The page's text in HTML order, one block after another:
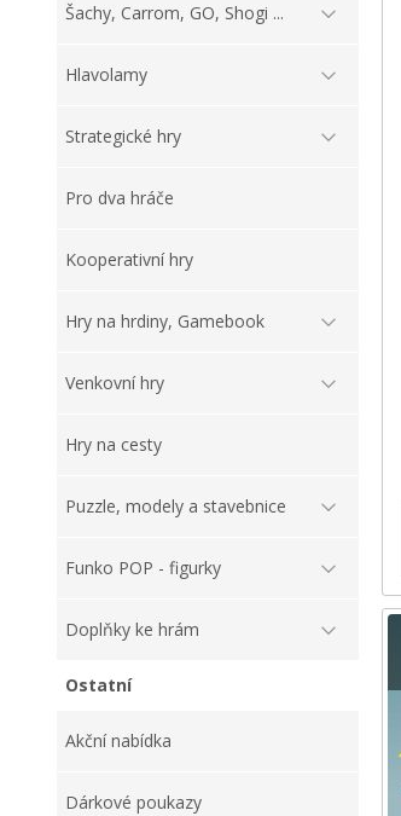
Šachy, Carrom, GO, Shogi ...
Hlavolamy
Strategické hry
Pro dva hráče
Kooperativní hry
Hry na hrdiny, Gamebook
Venkovní hry
Hry na cesty
Puzzle, modely a stavebnice
Funko POP - figurky
Doplňky ke hrám
Ostatní
Akční nabídka
Dárkové poukazy